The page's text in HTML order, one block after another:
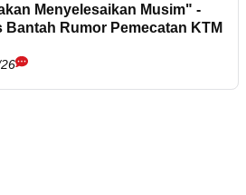
Menyelesaikan Musim" -
Bantah Rumor Pemecatan KTM